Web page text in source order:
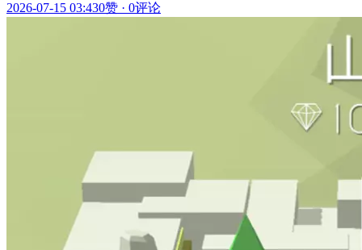
2026-07-15 03:430赞 · 0评论